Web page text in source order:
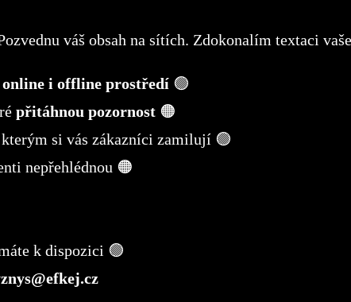
váš obsah na sítích. Zdokonalím textaci
online i offline prostředí 🟢
přitáhnou pozornost 🟠
si vás zákazníci zamilují 🟢
nepřehlédnou​ 🟠
k dispozici 🟢